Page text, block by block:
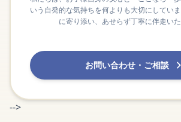
いう自発的な気持ちを何よりも大切にしてい
に寄り添い、あせらず丁寧に伴走いた
お問い合わせ・ご相談
-->